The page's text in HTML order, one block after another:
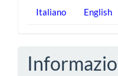
Italiano English